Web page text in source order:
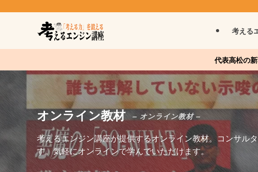
考える
代表高松の
オンライン教材 – オンライン教材 –
考えるエンジン講座が提供するオンライン教材。コンサル
す。気軽にオンラインで学んでいただけます。